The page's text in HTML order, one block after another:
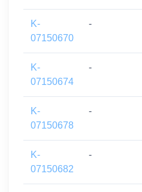
K-
07150670
-
K-
07150674
-
K-
07150678
-
K-
07150682
-